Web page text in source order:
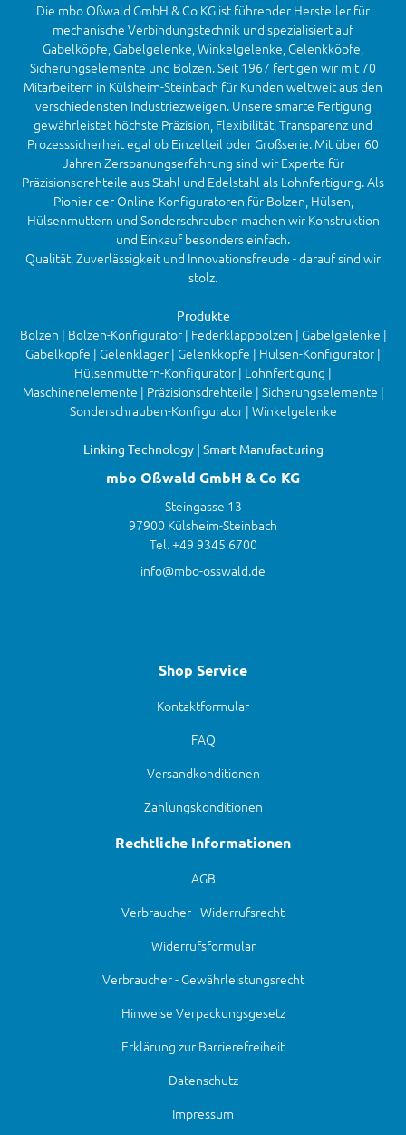
Die mbo Oßwald GmbH & Co KG ist führender Hersteller für
mechanische Verbindungstechnik und spezialisiert auf
Gabelköpfe, Gabelgelenke, Winkelgelenke, Gelenkköpfe,
Sicherungselemente und Bolzen. Seit 1967 fertigen wir mit 70
Mitarbeitern in Külsheim-Steinbach für Kunden weltweit aus den
verschiedensten Industriezweigen. Unsere smarte Fertigung
gewährleistet höchste Präzision, Flexibilität, Transparenz und
Prozesssicherheit egal ob Einzelteil oder Großserie. Mit über 60
Jahren Zerspanungserfahrung sind wir Experte für
Präzisionsdrehteile aus Stahl und Edelstahl als Lohnfertigung. Als
Pionier der Online-Konfiguratoren für Bolzen, Hülsen,
Hülsenmuttern und Sonderschrauben machen wir Konstruktion
und Einkauf besonders einfach.
Qualität, Zuverlässigkeit und Innovationsfreude - darauf sind wir
stolz.
Produkte
Bolzen | Bolzen-Konfigurator | Federklappbolzen | Gabelgelenke |
Gabelköpfe | Gelenklager | Gelenkköpfe | Hülsen-Konfigurator |
Hülsenmuttern-Konfigurator | Lohnfertigung |
Maschinenelemente | Präzisionsdrehteile | Sicherungselemente |
Sonderschrauben-Konfigurator | Winkelgelenke
Linking Technology | Smart Manufacturing
mbo Oßwald GmbH & Co KG
Steingasse 13
97900 Külsheim-Steinbach
Tel. +49 9345 6700
info@mbo-osswald.de
Shop Service
Kontaktformular
FAQ
Versandkonditionen
Zahlungskonditionen
Rechtliche Informationen
AGB
Verbraucher - Widerrufsrecht
Widerrufsformular
Verbraucher - Gewährleistungsrecht
Hinweise Verpackungsgesetz
Erklärung zur Barrierefreiheit
Datenschutz
Impressum